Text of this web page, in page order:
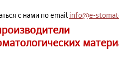
с нами по email info@e-